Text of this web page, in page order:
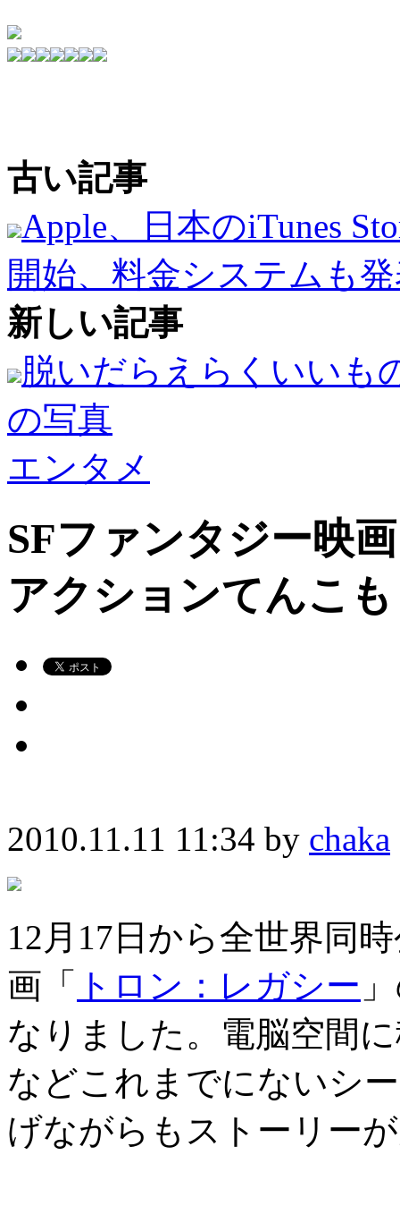
古い記事
Apple、日本のiTunes
開始、料金システムも
新しい記事
脱いだらえらくいいも
の写真
エンタメ
SFファンタジー映
アクションてんこ
2010.11.11 11:34 by chaka
12月17日から全世界同
画「
トロン：レガシー
なりました。電脳空間
などこれまでにないシ
げながらもストーリー